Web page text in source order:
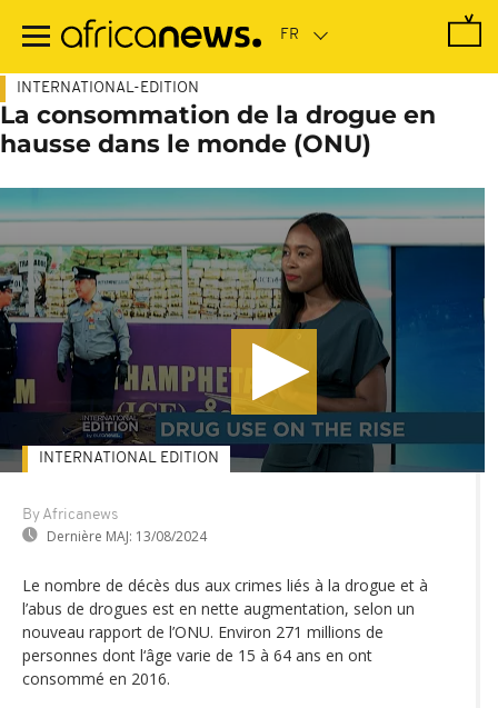
contenu
INTERNATIONAL-EDITION
La consommation de la drogue en
hausse dans le monde (ONU)
By Africanews
Dernière MAJ: 13/08/2024
INTERNATIONAL EDITION
Le nombre de décès dus aux crimes liés à la drogue et à
l’abus de drogues est en nette augmentation, selon un
nouveau rapport de l’ONU. Environ 271 millions de
personnes dont l‘âge varie de 15 à 64 ans en ont
consommé en 2016.